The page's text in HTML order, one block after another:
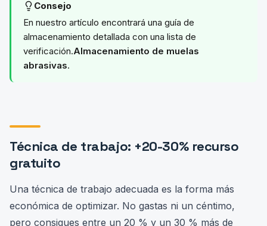
Consejo
En nuestro artículo encontrará una guía de
almacenamiento detallada con una lista de
verificación.Almacenamiento de muelas
abrasivas.
Técnica de trabajo: +20-30% recurso
gratuito
Una técnica de trabajo adecuada es la forma más
económica de optimizar. No gastas ni un céntimo,
pero consigues entre un 20 % y un 30 % más de